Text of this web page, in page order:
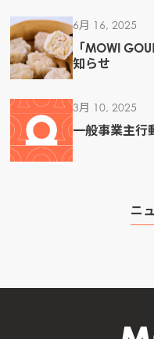
6月 16, 2025
「MOWI
知らせ
3月 10, 2025
一般事業主行
ニ